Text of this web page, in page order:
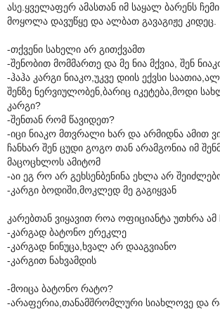
ასე.ყველაფერ ამასთან იმ საყალ ბარენს
მოყოლა დავუწყე და ალბათ გავაგიჟე კიდეც.
-თქვენი სახელი არ გითქვამთ
-შენობით მომმართე და მე ნია მქვია, შენ
-ჰაჰა კარგი ნიაკო,უკვე დიის ექვსი
შენზე ნერვიულობენ,ბარიც იკეტება,მოდი
კარგი?
-შენთან რომ წავიდეთ?
-იცი ნიაკო მთვრალი ხარ და არმიდნა ამით
ჩანხარ შენ ცუდი გოგო თან არამგონია იმ
მაცოცხლოს ამიტომ
-აი ეგ რო არ გეხსენბენინა ეხლა არ
-კარგი ბოდიში,მოკლედ მე გაგიყვან
კარებთან ვიყავით როა ოფიციანტა უთხრა ამ
-კარგად ბატონო ერეკლე
-კარგად ნინუცა,ხვალ არ დააგვიანო
-კარგით ნახვამდის
-მოიცა ბატონო რატო?
-არაფერია,თანამშრომლური სიახლოვე და